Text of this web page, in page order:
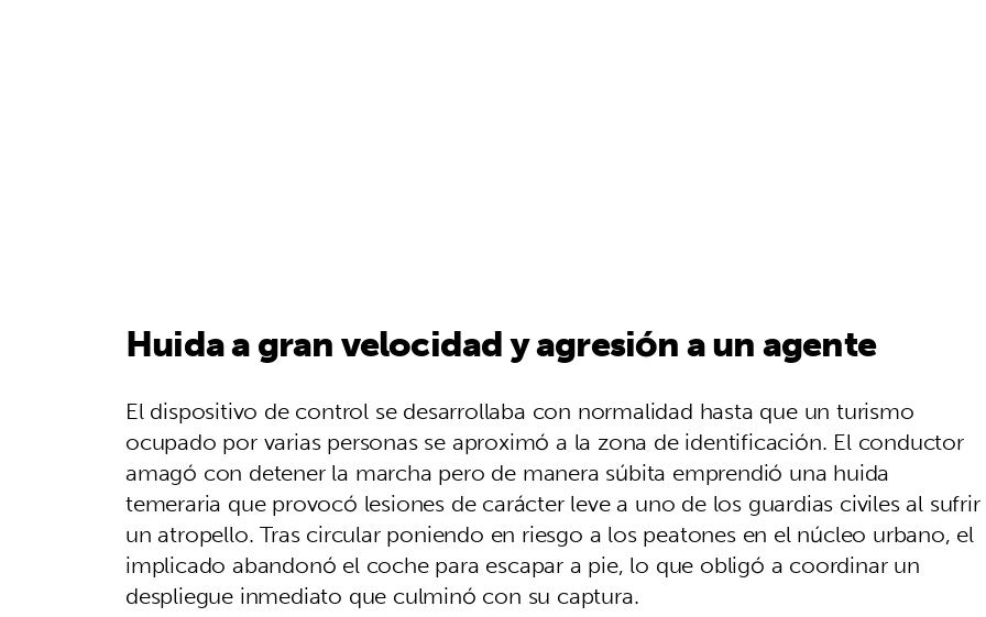
Huida a gran velocidad y agresión a un agente
El dispositivo de control se desarrollaba con normalidad hasta que un turismo
ocupado por varias personas se aproximó a la zona de identificación. El conductor
amagó con detener la marcha pero de manera súbita emprendió una huida
temeraria que provocó lesiones de carácter leve a uno de los guardias civiles al sufrir
un atropello. Tras circular poniendo en riesgo a los peatones en el núcleo urbano, el
implicado abandonó el coche para escapar a pie, lo que obligó a coordinar un
despliegue inmediato que culminó con su captura.